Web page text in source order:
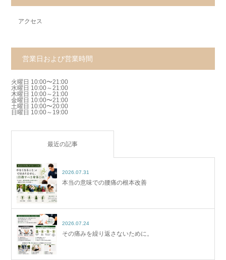
アクセス
営業日および営業時間
火曜日 10:00〜21:00
水曜日 10:00～21:00
木曜日 10:00～21:00
金曜日 10:00〜21:00
土曜日 10:00〜20:00
日曜日 10:00～19:00
最近の記事
2026.07.31
本当の意味での腰痛の根本改善
2026.07.24
その痛みを繰り返さないために。